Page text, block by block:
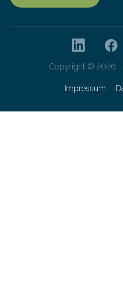
Copyright © 2026 -
Impressum